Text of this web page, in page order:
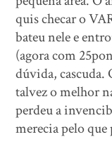
quis checar o
bateu nele e
(agora com
dúvida,
talvez o melhor
perdeu a
merecia pelo